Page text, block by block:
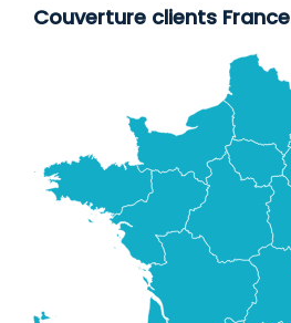
Couverture clients France